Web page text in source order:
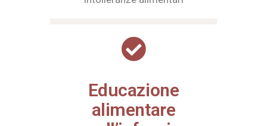
Educazione
alimentare